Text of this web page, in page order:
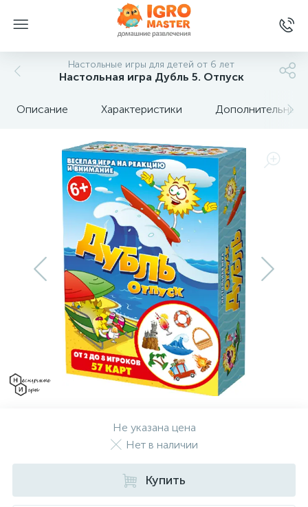
Настольные игры для детей от 6 лет
Настольная игра Дубль 5. Отпуск
Описание Характеристики Дополнительные
Не указана цена
Нет в наличии
Купить